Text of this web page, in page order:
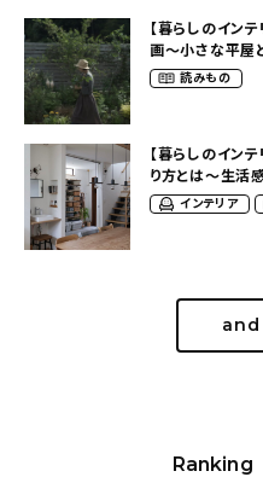
【暮らしのイン
画〜小さな平屋
（tsumikiniwa
読みもの
【暮らしのイン
り方とは〜生活
インテリア
Ranking